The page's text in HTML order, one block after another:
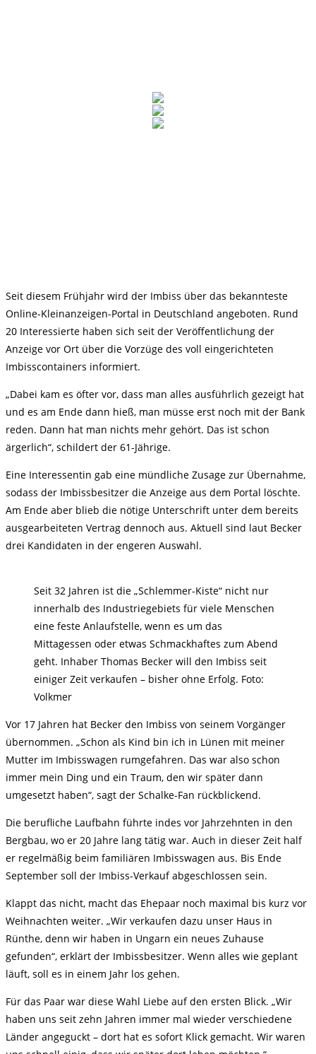
Seit diesem Frühjahr wird der Imbiss über das bekannteste
Online-Kleinanzeigen-Portal in Deutschland angeboten. Rund
20 Interessierte haben sich seit der Veröffentlichung der
Anzeige vor Ort über die Vorzüge des voll eingerichteten
Imbisscontainers informiert.
„Dabei kam es öfter vor, dass man alles ausführlich gezeigt hat
und es am Ende dann hieß, man müsse erst noch mit der Bank
reden. Dann hat man nichts mehr gehört. Das ist schon
ärgerlich“, schildert der 61-Jährige.
Eine Interessentin gab eine mündliche Zusage zur Übernahme,
sodass der Imbissbesitzer die Anzeige aus dem Portal löschte.
Am Ende aber blieb die nötige Unterschrift unter dem bereits
ausgearbeiteten Vertrag dennoch aus. Aktuell sind laut Becker
drei Kandidaten in der engeren Auswahl.
Seit 32 Jahren ist die „Schlemmer-Kiste“ nicht nur
innerhalb des Industriegebiets für viele Menschen
eine feste Anlaufstelle, wenn es um das
Mittagessen oder etwas Schmackhaftes zum Abend
geht. Inhaber Thomas Becker will den Imbiss seit
einiger Zeit verkaufen – bisher ohne Erfolg. Foto:
Volkmer
Vor 17 Jahren hat Becker den Imbiss von seinem Vorgänger
übernommen. „Schon als Kind bin ich in Lünen mit meiner
Mutter im Imbisswagen rumgefahren. Das war also schon
immer mein Ding und ein Traum, den wir später dann
umgesetzt haben“, sagt der Schalke-Fan rückblickend.
Die berufliche Laufbahn führte indes vor Jahrzehnten in den
Bergbau, wo er 20 Jahre lang tätig war. Auch in dieser Zeit half
er regelmäßig beim familiären Imbisswagen aus. Bis Ende
September soll der Imbiss-Verkauf abgeschlossen sein.
Klappt das nicht, macht das Ehepaar noch maximal bis kurz vor
Weihnachten weiter. „Wir verkaufen dazu unser Haus in
Rünthe, denn wir haben in Ungarn ein neues Zuhause
gefunden“, erklärt der Imbissbesitzer. Wenn alles wie geplant
läuft, soll es in einem Jahr los gehen.
Für das Paar war diese Wahl Liebe auf den ersten Blick. „Wir
haben uns seit zehn Jahren immer mal wieder verschiedene
Länder angeguckt – dort hat es sofort Klick gemacht. Wir waren